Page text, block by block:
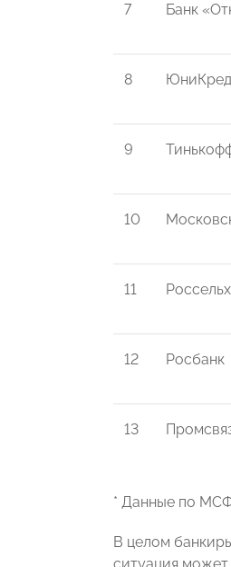
7 Банк
8
9
10
11
12 Росбанк
13
* Данные по
В целом